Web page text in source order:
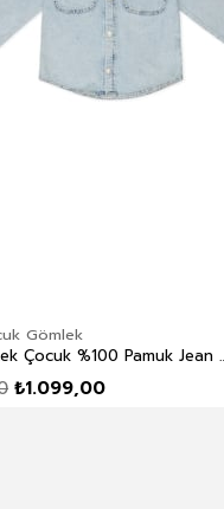
Gömlek
Texas Erkek
₺1.099,00